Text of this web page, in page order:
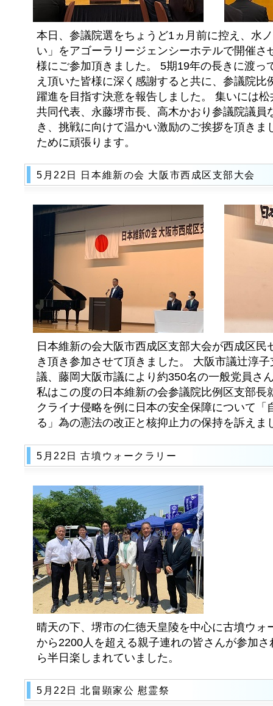
本日、参議院選をちょうど1ヵ月前に控え、水
い」をアゴーラリージェンシーホテルで開催さ
様にご参加頂きました。 5期19年の長きに渡っ
え頂いた皆様に深く感謝すると共に、参議院比
躍進を目指す決意を報告しました。 集いには
共同代表、永藤堺市長、高木かおり参議院議員
き、挑戦に向けて温かい激励のご挨拶を頂きま
ために頑張ります。
5月22日 日本維新の会 大阪市西成区支部大会
日本維新の会大阪市西成区支部大会が西成区民
き頂き参加させて頂きました。 大阪市議辻淳
議、藤岡大阪市議により約350名の一般党員さ
私はこの度の日本維新の会参議院比例区支部長
クライナ侵略を例に日本の安全保障について「
る」為の憲法の改正と核抑止力の保持を訴えま
5月22日 古墳ウォークラリー
晴天の下、堺市の仁徳天皇陵を中心に古墳ウォ
から2200人を超える親子連れの皆さんが参加
ら半日楽しまれていました。
5月22日 北畠顕家公 慰霊祭